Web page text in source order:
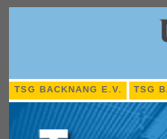
TSG BACKNANG E.V. TSG